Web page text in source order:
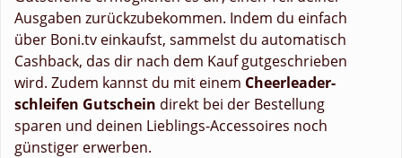
Ausgaben zurückzubekommen. Indem du einfach
über Boni.tv einkaufst, sammelst du automatisch
Cashback, das dir nach dem Kauf gutgeschrieben
wird. Zudem kannst du mit einem Cheerleader-
schleifen Gutschein direkt bei der Bestellung
sparen und deinen Lieblings-Accessoires noch
günstiger erwerben.